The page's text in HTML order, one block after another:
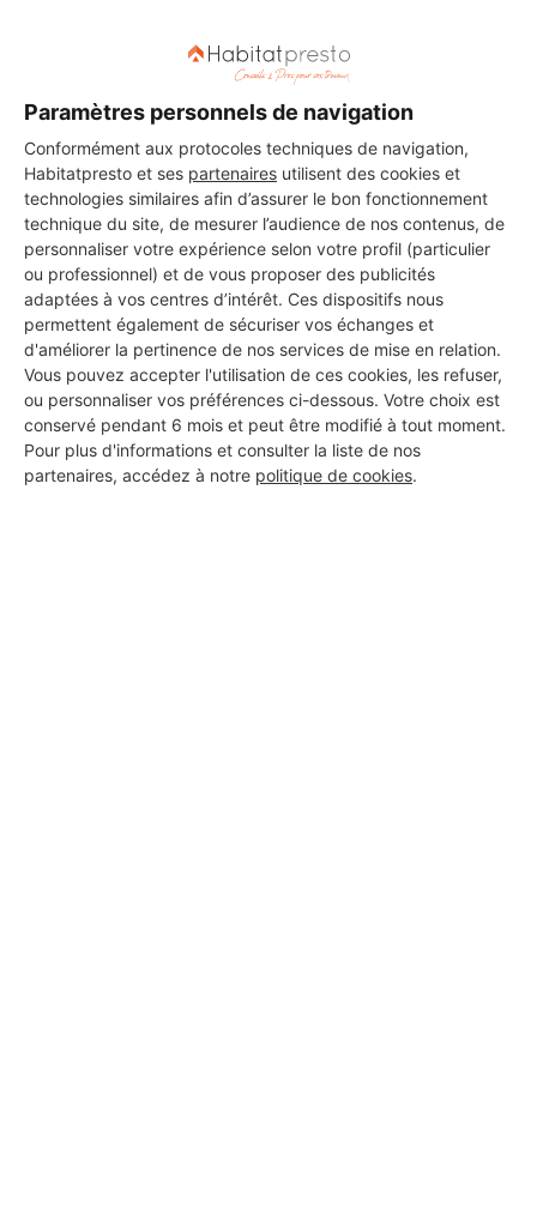
Paramètres personnels de navigation
Conformément aux protocoles techniques de navigation,
Habitatpresto et ses partenaires utilisent des cookies et
technologies similaires afin d’assurer le bon fonctionnement
technique du site, de mesurer l’audience de nos contenus, de
personnaliser votre expérience selon votre profil (particulier
ou professionnel) et de vous proposer des publicités
adaptées à vos centres d’intérêt. Ces dispositifs nous
permettent également de sécuriser vos échanges et
d'améliorer la pertinence de nos services de mise en relation.
Vous pouvez accepter l'utilisation de ces cookies, les refuser,
ou personnaliser vos préférences ci-dessous. Votre choix est
conservé pendant 6 mois et peut être modifié à tout moment.
Pour plus d'informations et consulter la liste de nos
partenaires, accédez à notre politique de cookies.
DEMANDER UN DEVIS